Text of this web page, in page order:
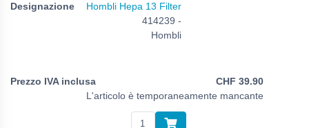
Hombli Hepa 13 Filter
414239 -
Hombli
CHF 39.90
L'articolo è temporaneamente mancante